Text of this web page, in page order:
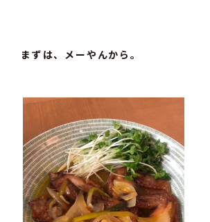
まずは、メーやんから。